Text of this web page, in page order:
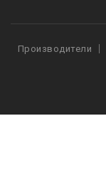
Производители